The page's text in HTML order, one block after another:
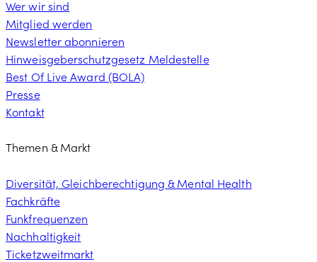
Wer wir sind
Mitglied werden
Newsletter abonnieren
Hinweisgeberschutzgesetz Meldestelle
Best Of Live Award (BOLA)
Presse
Kontakt
Themen & Markt
Diversität, Gleichberechtigung & Mental Health
Fachkräfte
Funkfrequenzen
Nachhaltigkeit
Ticketzweitmarkt